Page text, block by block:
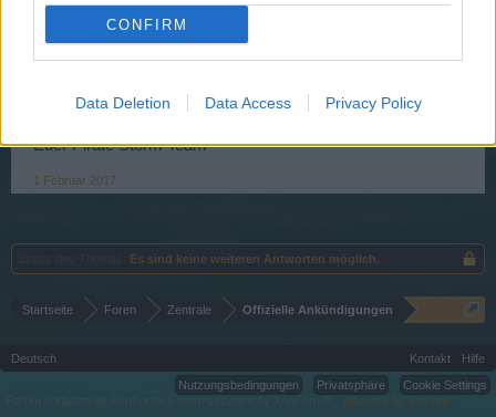
CONFIRM
Data Deletion Data Access Privacy Policy
Vorbereitungszeit : 17:00 Uhr - 17:30 Uhr
Events im Shop!
Euer Pirate Storm Team
1 Februar 2017
Es sind keine weiteren Antworten möglich.
Startseite Foren Zentrale Offizielle Ankündigungen
Deutsch Kontakt
Hilfe
Nutzungsbedingungen
Privatsphäre
Cookie Settings
Forum software by XenForo
Forum software by XenForo™ Add-ons by Brivium